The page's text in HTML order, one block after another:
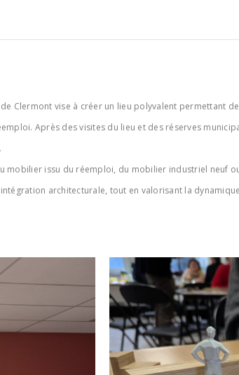
Clermont vise à créer un lieu polyvalent permettant
Après des visites du lieu et des réserves
mobilier issu du réemploi, du mobilier industriel
architecturale, tout en valorisant la